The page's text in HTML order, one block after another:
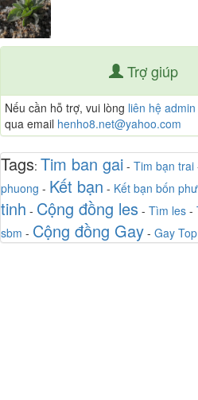
Trợ giúp
Nếu cần hỗ trợ, vui lòng liên hệ
qua email henho8.net@yahoo.com
Tags: Tim ban gai - Tim bạn trai
phuong - Kết bạn - Kết bạn bốn
tinh - Cộng đồng les - Tìm les -
sbm - Cộng đồng Gay - Gay Top